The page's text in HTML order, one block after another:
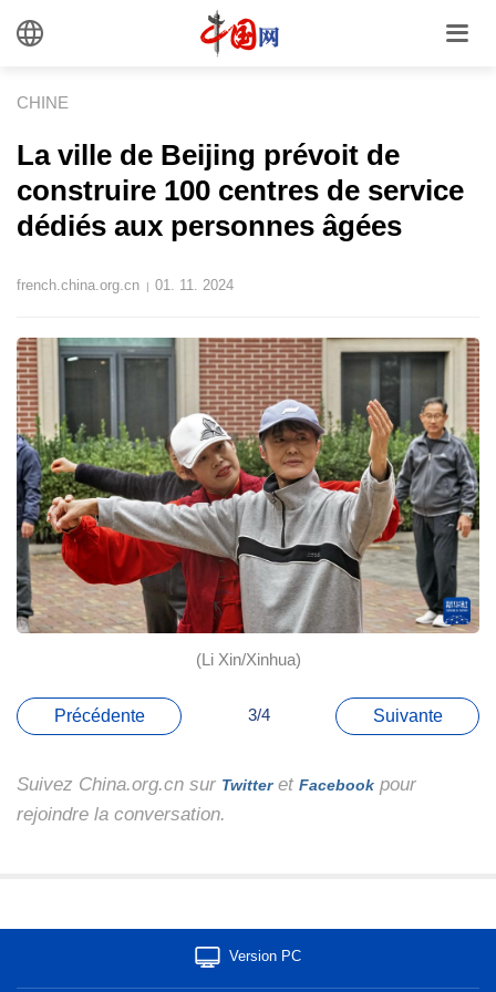
CHINE
La ville de Beijing prévoit de
construire 100 centres de service
dédiés aux personnes âgées
french.china.org.cn | 01. 11. 2024
(Li Xin/Xinhua)
Précédente 3/4 Suivante
Suivez China.org.cn sur Twitteret Facebook pour
rejoindre la conversation.
Version PC